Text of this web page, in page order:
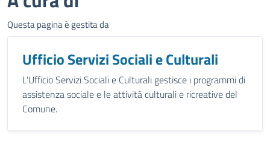
Questa pagina è gestita da
Ufficio Servizi Sociali e Culturali
L'Ufficio Servizi Sociali e Culturali gestisce i programmi di
assistenza sociale e le attività culturali e ricreative del
Comune.